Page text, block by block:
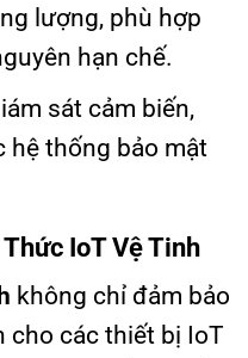
lượng, phù hợp
hạn chế.
sát cảm biến,
hệ thống bảo mật
IoT Vệ Tinh
không chỉ đảm bảo
cho các thiết bị IoT